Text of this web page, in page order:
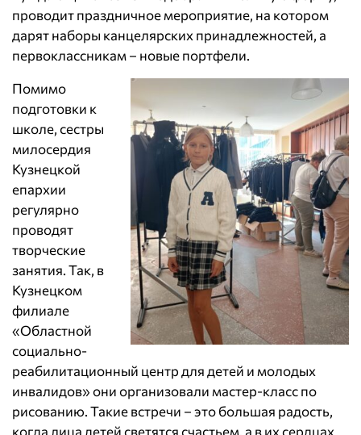
проводит праздничное мероприятие, на котором
дарят наборы канцелярских принадлежностей, а
первоклассникам – новые портфели.
Помимо
подготовки к
школе, сестры
милосердия
Кузнецкой
епархии
регулярно
проводят
творческие
занятия. Так, в
Кузнецком
филиале
«Областной
социально-
реабилитационный центр для детей и молодых
инвалидов» они организовали мастер-класс по
рисованию. Такие встречи – это большая радость,
когда лица детей светятся счастьем, а в их сердцах